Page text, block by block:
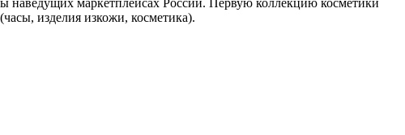
изделия изкожи, косметика).